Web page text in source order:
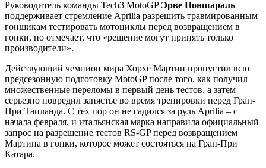
Руководитель команды Tech3 MotoGP Эрве Поншараль
поддерживает стремление Aprilia разрешить травмированным
гонщикам тестировать мотоциклы перед возвращением в
гонки, но отмечает, что «решение могут принять только
производители».
Действующий чемпион мира Хорхе Мартин пропустил всю
предсезонную подготовку MotoGP после того, как получил
множественные переломы в первый день тестов, а затем
серьезно повредил запястье во время тренировки перед Гран-
При Таиланда. С тех пор он не садился за руль Aprilia – с
начала февраля, и итальянская марка направила официальный
запрос на разрешение тестов RS-GP перед возвращением
Мартина в гонки, которое может состояться на Гран-При
Катара.